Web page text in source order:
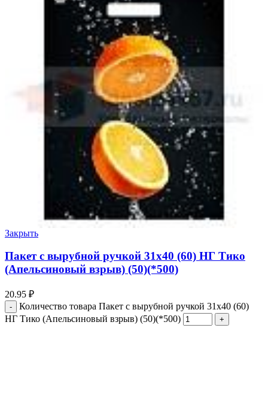
Закрыть
Пакет с вырубной ручкой 31х40 (60) НГ Тико
(Апельсиновый взрыв) (50)(*500)
20.95 ₽
Количество товара Пакет с вырубной ручкой 31х40 (60)
НГ Тико (Апельсиновый взрыв) (50)(*500)